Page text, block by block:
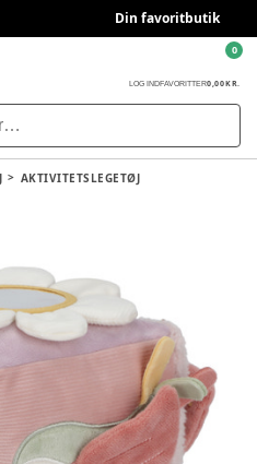
Din favoritbutik
LOG INDFAVORITTER0,00 KR.
0
AKTIVITETSLEGETØJ